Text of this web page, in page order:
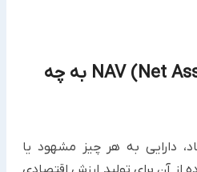
محاسبه NAV (Net Asset Value) به چه
دارایی به هر چیز مشهود یا